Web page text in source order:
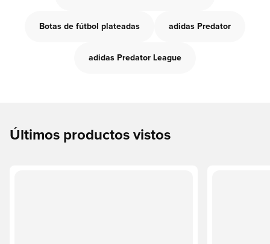
Botas de fútbol plateadas adidas Predator
adidas Predator League
Últimos productos vistos